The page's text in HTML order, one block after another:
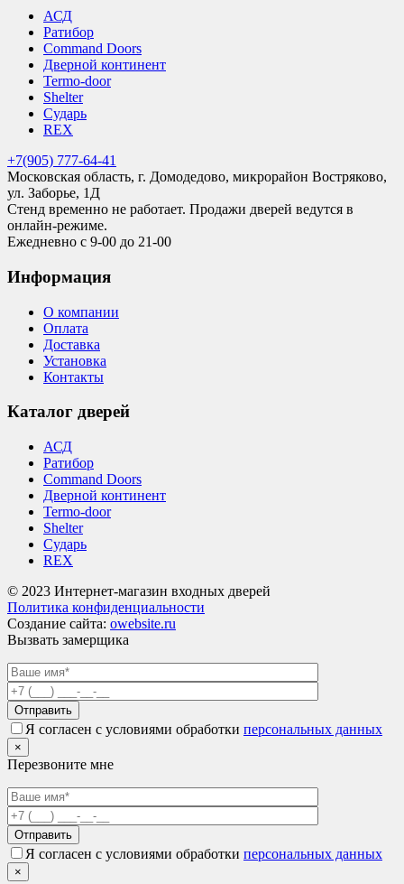
АСД
Ратибор
Command Doors
Дверной континент
Termo-door
Shelter
Сударь
REX
+7(905) 777-64-41
Московская область, г. Домодедово, микрорайон Востряково,
ул. Заборье, 1Д
Стенд временно не работает. Продажи дверей ведутся в
онлайн-режиме.
Ежедневно с 9-00 до 21-00
Информация
О компании
Оплата
Доставка
Установка
Контакты
Каталог дверей
АСД
Ратибор
Command Doors
Дверной континент
Termo-door
Shelter
Сударь
REX
© 2023 Интернет-магазин входных дверей
Политика конфиденциальности
Создание сайта: owebsite.ru
Вызвать замерщика
Я согласен с условиями обработки персональных данных
×
Перезвоните мне
Я согласен с условиями обработки персональных данных
×